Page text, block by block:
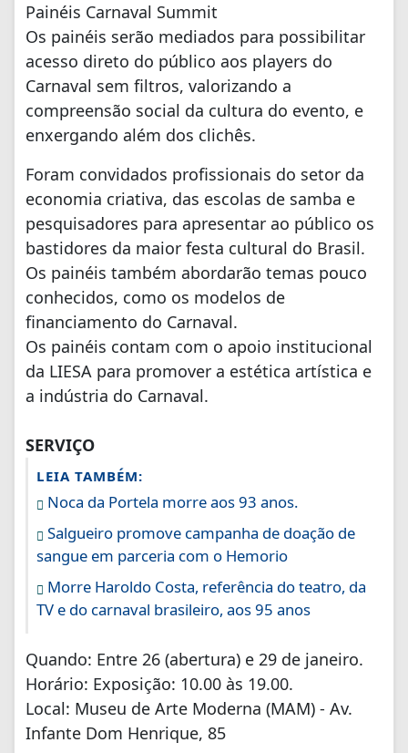
Painéis Carnaval Summit
Os painéis serão mediados para possibilitar
acesso direto do público aos players do
Carnaval sem filtros, valorizando a
compreensão social da cultura do evento, e
enxergando além dos clichês.
Foram convidados profissionais do setor da
economia criativa, das escolas de samba e
pesquisadores para apresentar ao público os
bastidores da maior festa cultural do Brasil.
Os painéis também abordarão temas pouco
conhecidos, como os modelos de
financiamento do Carnaval.
Os painéis contam com o apoio institucional
da LIESA para promover a estética artística e
a indústria do Carnaval.
SERVIÇO
LEIA TAMBÉM:
Noca da Portela morre aos 93 anos.
Salgueiro promove campanha de doação de
sangue em parceria com o Hemorio
Morre Haroldo Costa, referência do teatro, da
TV e do carnaval brasileiro, aos 95 anos
Quando: Entre 26 (abertura) e 29 de janeiro.
Horário: Exposição: 10.00 às 19.00.
Local: Museu de Arte Moderna (MAM) - Av.
Infante Dom Henrique, 85